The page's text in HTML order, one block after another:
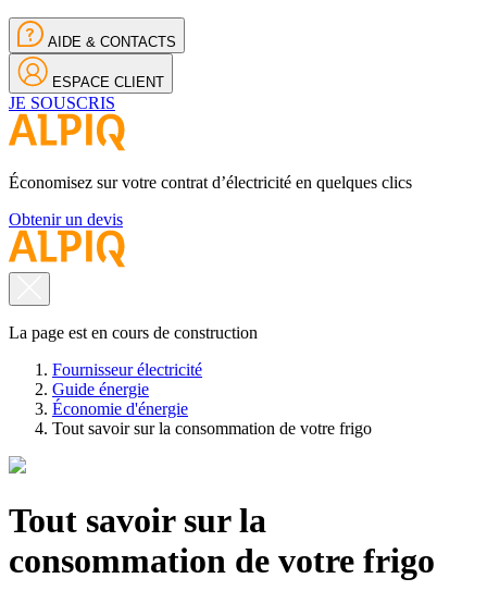
AIDE & CONTACTS
ESPACE CLIENT
JE SOUSCRIS
Économisez sur votre contrat d’électricité en quelques clics
Obtenir un devis
La page est en cours de construction
Fournisseur électricité
Guide énergie
Économie d'énergie
Tout savoir sur la consommation de votre frigo
Tout savoir sur la
consommation de votre frigo